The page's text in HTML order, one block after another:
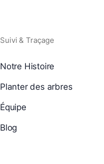
Suivi & Traçage
Notre Histoire
Planter des arbres
Équipe
Blog